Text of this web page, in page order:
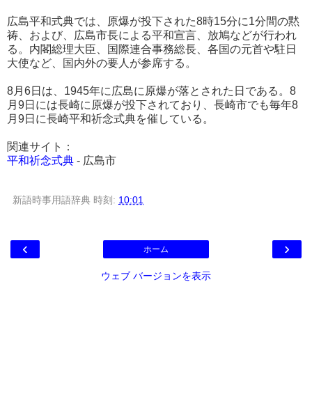
広島平和式典では、原爆が投下された8時15分に1分間の黙
祷、および、広島市長による平和宣言、放鳩などが行われ
る。内閣総理大臣、国際連合事務総長、各国の元首や駐日
大使など、国内外の要人が参席する。
8月6日は、1945年に広島に原爆が落とされた日である。8
月9日には長崎に原爆が投下されており、長崎市でも毎年8
月9日に長崎平和祈念式典を催している。
関連サイト：
平和祈念式典 - 広島市
新語時事用語辞典 時刻: 10:01
‹ ›
ホーム
ウェブ バージョンを表示